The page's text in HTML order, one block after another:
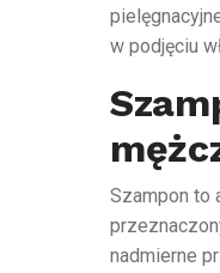
w podjęciu
Szampon to
nadmierne